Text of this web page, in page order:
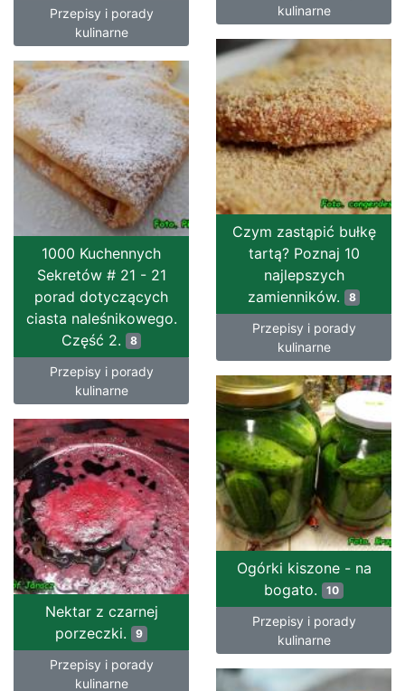
Przepisy i porady
kulinarne
kulinarne
Czym zastąpić bułkę
tartą? Poznaj 10
najlepszych
zamienników.
8
Przepisy i porady
kulinarne
1000 Kuchennych
Sekretów # 21 - 21
porad dotyczących
ciasta naleśnikowego.
Część 2.
8
Przepisy i porady
kulinarne
Ogórki kiszone - na
bogato. 10
Przepisy i porady
kulinarne
Nektar z czarnej
porzeczki. 9
Przepisy i porady
kulinarne